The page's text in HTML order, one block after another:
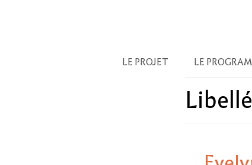
LE PROJET LE